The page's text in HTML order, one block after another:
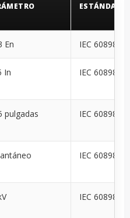
ESTÁNDAR
En IEC 60898
In IEC 60898
pulgadas IEC 60898
IEC 60898
IEC 60898